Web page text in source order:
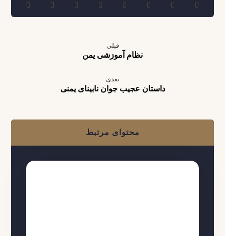
قبلی
نظام آموزشی یمن
بعدی
داستان عجیب جوان نابینای یمنی
محتوای مرتبط